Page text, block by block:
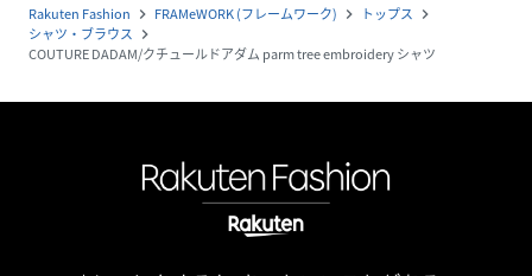
Rakuten Fashion navigate_next FRAMeWORK (フレームワーク) navigate_next トップス navigate_next
シャツ・ブラウス navigate_next
COUTURE DADAM/クチュールドアダム parm tree embroidery シャツ